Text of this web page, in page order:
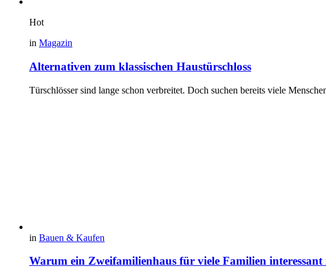
Hot
in Magazin
Alternativen zum klassischen Haustürschloss
Türschlösser sind lange schon verbreitet. Doch suchen bereits viele
in Bauen & Kaufen
Warum ein Zweifamilienhaus für viele Familien interessant